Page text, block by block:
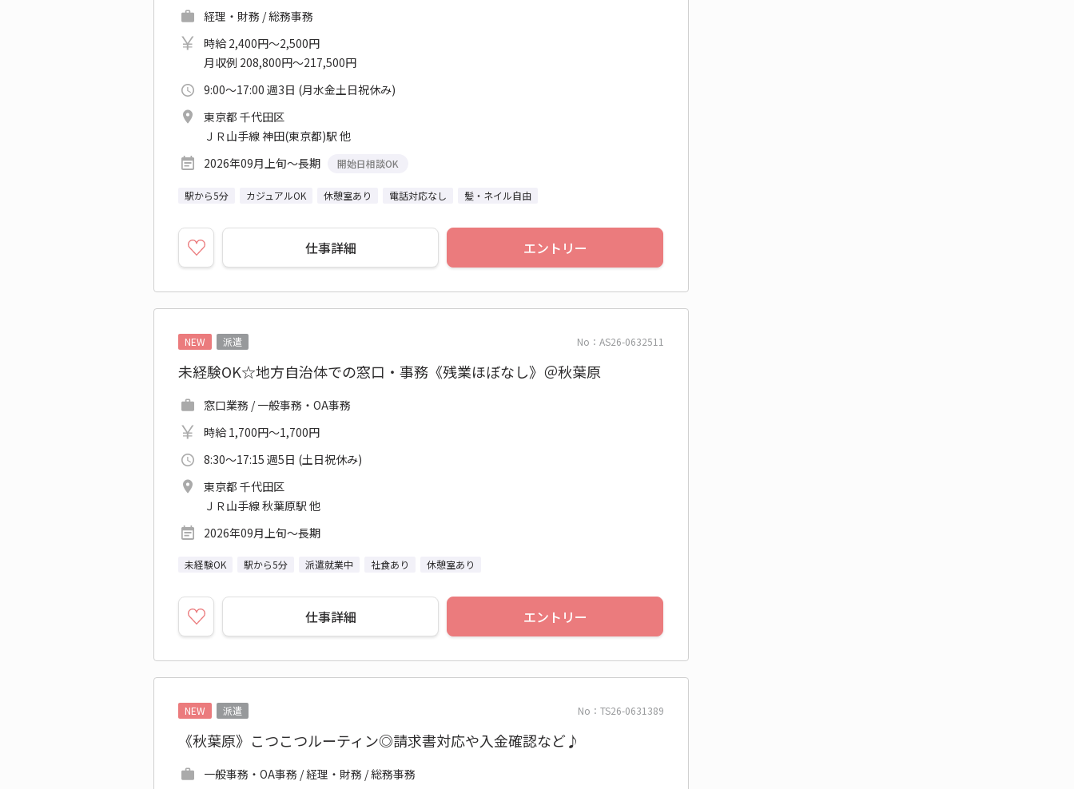
経理・財務 / 総務事務
時給 2,400円～2,500円
月収例 208,800円～217,500円
9:00～17:00 週3日 (月水金土日祝休み)
東京都 千代田区
ＪＲ山手線 神田(東京都)駅 他
2026年09月上旬～長期
開始日相談OK
駅から5分 カジュアルOK 休憩室あり 電話対応なし 髪・ネイル自由
仕事詳細 エントリー
No：AS26-0632511
NEW 派遣
未経験OK☆地方自治体での窓口・事務《残業ほぼなし》＠秋葉原
窓口業務 / 一般事務・OA事務
時給 1,700円～1,700円
8:30～17:15 週5日 (土日祝休み)
東京都 千代田区
ＪＲ山手線 秋葉原駅 他
2026年09月上旬～長期
未経験OK 駅から5分 派遣就業中 社食あり 休憩室あり
仕事詳細 エントリー
No：TS26-0631389
NEW 派遣
《秋葉原》こつこつルーティン◎請求書対応や入金確認など♪
一般事務・OA事務 / 経理・財務 / 総務事務